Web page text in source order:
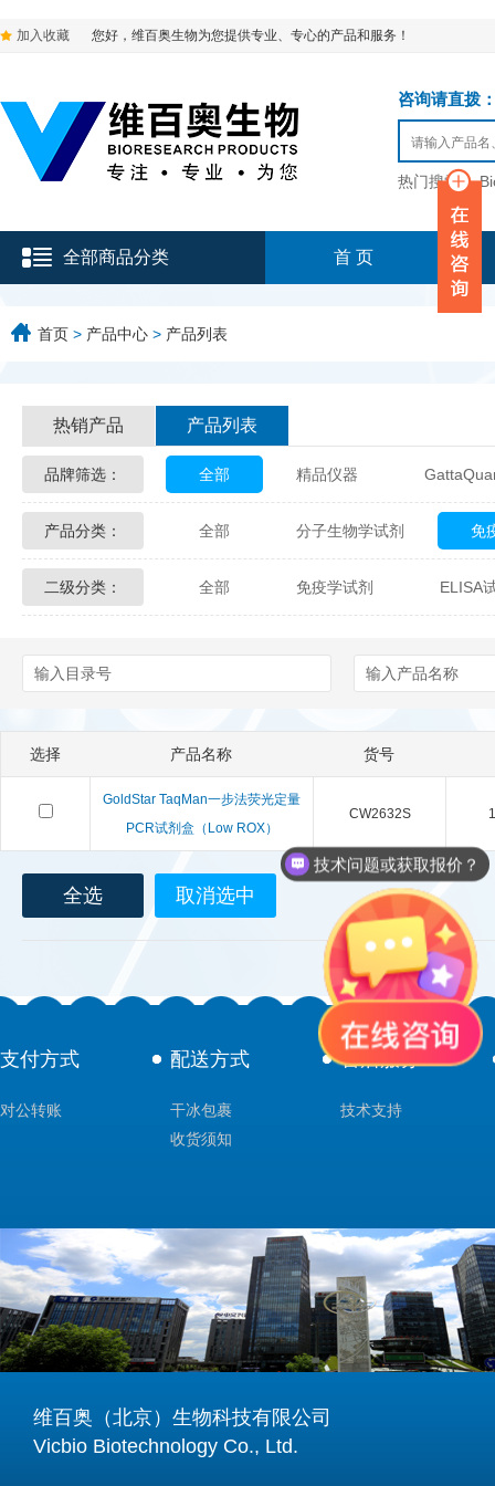
加入收藏 您好，维百奥生物为您提供专业、专心的产品和服务！
咨询请直拨
热门搜索：
全部商品分类 首 页
首页 > 产品中心 > 产品列表
热销产品 产品列表
品牌筛选： 全部 精品仪器
Glycon Biochem Sterlitech
Echelon Biosciences Verichem
Biotez Berlin Diametra
Berry & Associates Zedira
LGC Maine Standards Biolife
AbD Serotec
产品分类： 全部 分子生物学试剂 免
化学及生物化学试剂 材料学试剂
二级分类： 全部 免疫学试剂 ELISA
选择 产品名称 货号
GoldStar TaqMan一步法荧光定量
PCR试剂盒（Low ROX）
CW2632S
全选 取消选中
支付方式
对公转账
配送方式
干冰包裹
收货须知
售后服务
技术支持
维百奥（北京）生物科技有限公司
Vicbio Biotechnology Co., Ltd.
技术问题或获取报价？